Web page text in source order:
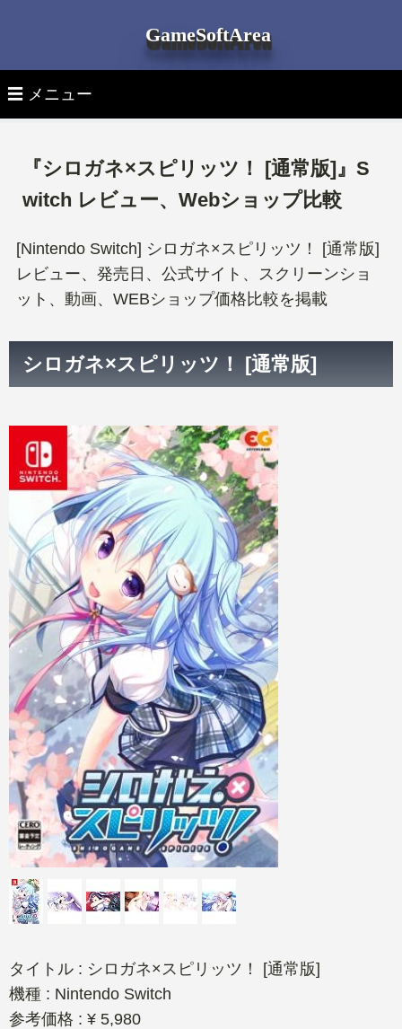
GameSoftArea
☰ メニュー
全ゲームソフト発売日一覧
PS5ゲームソフト
PS4ゲームソフト
Switchゲームソフト
Xbox Seriesゲームソフト
PCゲームソフト
▽ 機種別ゲームソフト発売日
全機種 新作ゲーム
PlayStation 5 新作ゲーム
PlayStation 4 新作ゲーム
Nintendo Switch 新作ゲーム
Xbox Series X|S 新作ゲーム
PC 新作ゲーム
▽ ゲーム機 本体
最新ゲーム機 本体
PlayStation 5本体
PlayStation 4本体
Nintendo Switch本体
Xbox Series X|S本体
▽ ゲームソフトを探す
タイトル検索
ジャンルタグより探す
『シロガネ×スピリッツ！ [通常版]』S
witch レビュー、Webショップ比較
[Nintendo Switch] シロガネ×スピリッツ！ [通常版]
レビュー、発売日、公式サイト、スクリーンショ
ット、動画、WEBショップ価格比較を掲載
シロガネ×スピリッツ！ [通常版]
タイトル : シロガネ×スピリッツ！ [通常版]
機種 : Nintendo Switch
参考価格 : ¥ 5,980